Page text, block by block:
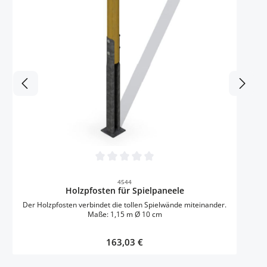
4544
Holzpfosten für Spielpaneele
Der Holzpfosten verbindet die tollen Spielwände miteinander.
Maße: 1,15 m Ø 10 cm
Regulärer Preis:
163,03 €